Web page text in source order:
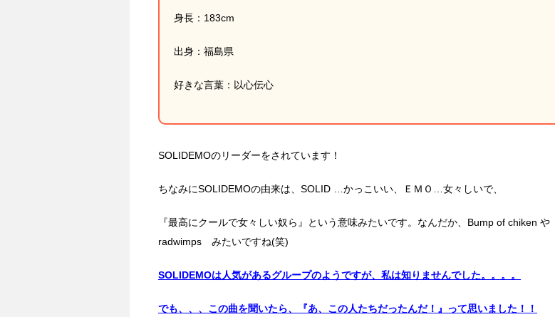
身長：183cm
出身：福島県
好きな言葉：以心伝心
SOLIDEMOのリーダーをされています！
ちなみにSOLIDEMOの由来は、SOLID …かっこいい、ＥＭＯ…女々しいで、
『最高にクールで女々しい奴ら』という意味みたいです。なんだか、Bump of chiken や
radwimps みたいですね(笑)
SOLIDEMOは人気があるグループのようですが、私は知りませんでした。。。。
でも、、、この曲を聞いたら、『あ、この人たちだったんだ！』って思いました！！